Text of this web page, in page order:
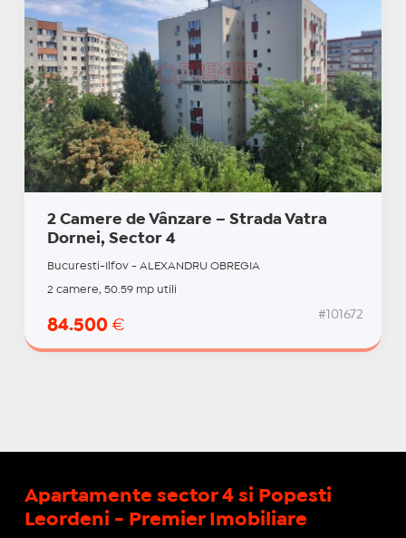
2 Camere de Vânzare – Strada Vatra
Dornei, Sector 4
Bucuresti-Ilfov - ALEXANDRU OBREGIA
2 camere, 50.59 mp utili
84.500 €
#101672
Apartamente sector 4 si Popesti
Leordeni - Premier Imobiliare